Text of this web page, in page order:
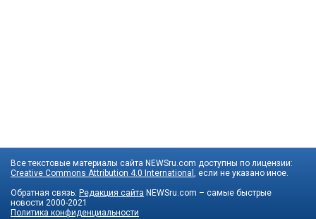
Все текстовые материалы сайта NEWSru.com доступны по лицензии:
Creative Commons Attribution 4.0 International , если не указано иное.
Обратная связь: Редакция сайта NEWSru.com – самые быстрые
новости 2000-2021
Политика конфиденциальности